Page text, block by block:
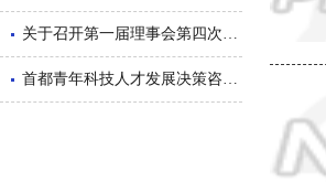
关于召开第一届理事会第四次会议的通知
首都青年科技人才发展决策咨询沙龙举办